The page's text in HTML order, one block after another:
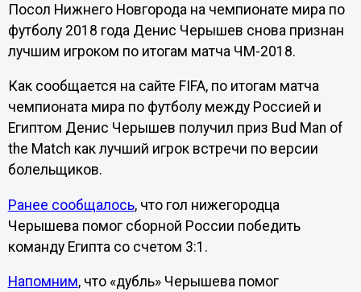
Посол Нижнего Новгорода на чемпионате мира по
футболу 2018 года Денис Черышев снова признан
лучшим игроком по итогам матча ЧМ-2018.
Как сообщается на сайте FIFA, по итогам матча
чемпионата мира по футболу между Россией и
Египтом Денис Черышев получил приз Bud Man of
the Match как лучший игрок встречи по версии
болельщиков.
Ранее сообщалось, что гол нижегородца
Черышева помог сборной России победить
команду Египта со счетом 3:1.
Напомним, что «дубль» Черышева помог